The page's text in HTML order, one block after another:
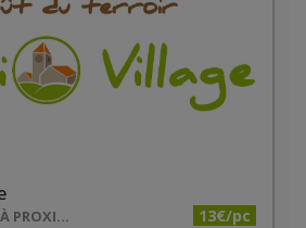
LA MÉDITERRANÉE À PROXIMITÉ 13€/pc